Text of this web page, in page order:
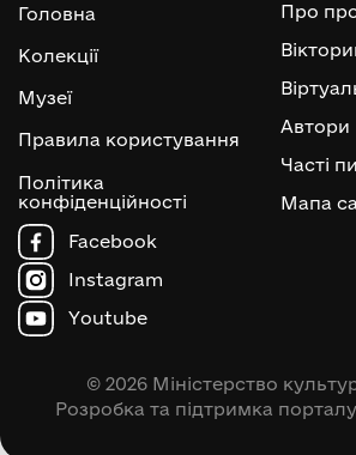
Головна
Колекції
Музеї
Правила користування
Політика
конфіденційності
Про
Автори
Часті
Мапа
Facebook
Instagram
Youtube
© 2026 Міністерство
Розробка та підтримка